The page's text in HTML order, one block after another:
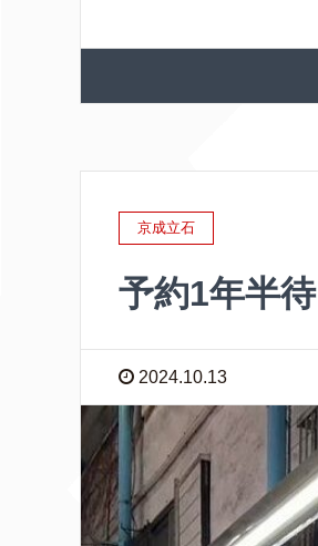
京成立石
予約1年半
2024.10.13